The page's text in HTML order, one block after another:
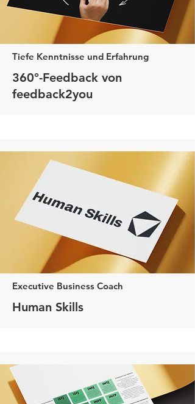
Tiefe Kenntnisse und Erfahrung
360°-Feedback von
feedback2you
Executive Business Coach
Human Skills